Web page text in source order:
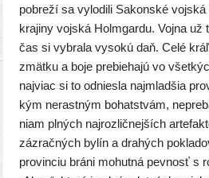
pobre­ží sa vylo­di­li Sakonské
kra­ji­ny voj­ská Holmgardu. Vojna už
čas si vybra­la vyso­kú daň. Celé
zmät­ku a boje pre­bie­ha­jú vo
naj­viac si to odnies­la najm­lad­šia
kým nerast­ným bohat­stvám,
niam plných naj­roz­lič­nej­ších
zázrač­ných bylín a dra­hých
pro­vin­ciu brá­ni mohut­ná pev­nosť s